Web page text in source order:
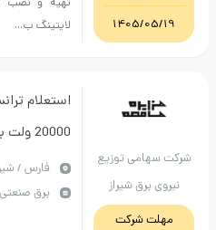
1405/
لایتینگ ب...
توزیع
برق شیراز
شرکت
استعلام ترانسفورماتور
آمپر(مطابق با شرایط و
پیوست)
فارس / شیراز
برق صنعتی